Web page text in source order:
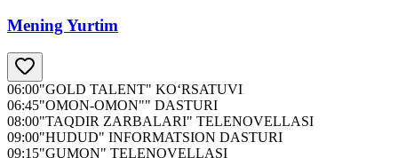
Mening Yurtim
06:00"GOLD TALENT" KO‘RSATUVI
06:45"OMON-OMON"" DASTURI
08:00"TAQDIR ZARBALARI" TELENOVELLASI
09:00"HUDUD" INFORMATSION DASTURI
09:15"GUMON" TELENOVELLASI